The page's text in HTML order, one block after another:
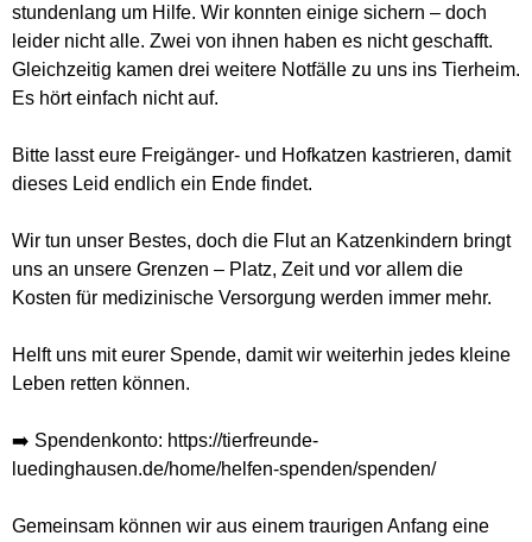
stundenlang um Hilfe. Wir konnten einige sichern – doch
leider nicht alle. Zwei von ihnen haben es nicht geschafft.
Gleichzeitig kamen drei weitere Notfälle zu uns ins Tierheim.
Es hört einfach nicht auf.
Bitte lasst eure Freigänger- und Hofkatzen kastrieren, damit
dieses Leid endlich ein Ende findet.
Wir tun unser Bestes, doch die Flut an Katzenkindern bringt
uns an unsere Grenzen – Platz, Zeit und vor allem die
Kosten für medizinische Versorgung werden immer mehr.
Helft uns mit eurer Spende, damit wir weiterhin jedes kleine
Leben retten können.
➡️ Spendenkonto: https://tierfreunde-
luedinghausen.de/home/helfen-spenden/spenden/
Gemeinsam können wir aus einem traurigen Anfang eine